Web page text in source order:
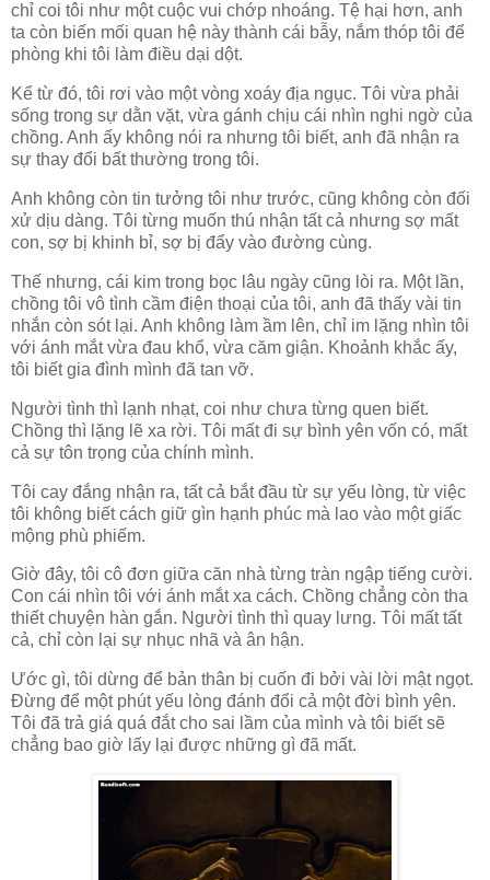
chỉ coi tôi như một cuộc vui chớp nhoáng. Tệ hại hơn, anh
ta còn biến mối quan hệ này thành cái bẫy, nắm thóp tôi để
phòng khi tôi làm điều dại dột.
Kể từ đó, tôi rơi vào một vòng xoáy địa ngục. Tôi vừa phải
sống trong sự dằn vặt, vừa gánh chịu cái nhìn nghi ngờ của
chồng. Anh ấy không nói ra nhưng tôi biết, anh đã nhận ra
sự thay đổi bất thường trong tôi.
Anh không còn tin tưởng tôi như trước, cũng không còn đối
xử dịu dàng. Tôi từng muốn thú nhận tất cả nhưng sợ mất
con, sợ bị khinh bỉ, sợ bị đẩy vào đường cùng.
Thế nhưng, cái kim trong bọc lâu ngày cũng lòi ra. Một lần,
chồng tôi vô tình cầm điện thoại của tôi, anh đã thấy vài tin
nhắn còn sót lại. Anh không làm ầm lên, chỉ im lặng nhìn tôi
với ánh mắt vừa đau khổ, vừa căm giận. Khoảnh khắc ấy,
tôi biết gia đình mình đã tan vỡ.
Người tình thì lạnh nhạt, coi như chưa từng quen biết.
Chồng thì lặng lẽ xa rời. Tôi mất đi sự bình yên vốn có, mất
cả sự tôn trọng của chính mình.
Tôi cay đắng nhận ra, tất cả bắt đầu từ sự yếu lòng, từ việc
tôi không biết cách giữ gìn hạnh phúc mà lao vào một giấc
mộng phù phiếm.
Giờ đây, tôi cô đơn giữa căn nhà từng tràn ngập tiếng cười.
Con cái nhìn tôi với ánh mắt xa cách. Chồng chẳng còn tha
thiết chuyện hàn gắn. Người tình thì quay lưng. Tôi mất tất
cả, chỉ còn lại sự nhục nhã và ân hận.
Ước gì, tôi dừng để bản thân bị cuốn đi bởi vài lời mật ngọt.
Đừng để một phút yếu lòng đánh đổi cả một đời bình yên.
Tôi đã trả giá quá đắt cho sai lầm của mình và tôi biết sẽ
chẳng bao giờ lấy lại được những gì đã mất.